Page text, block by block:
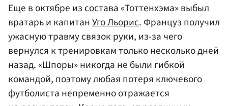
Еще в октябре из состава «Тоттенхэма» выбыл
вратарь и капитанУго Льорис. Француз получил
ужасную травму связок руки, из-за чего
вернулся к тренировкам только несколько дней
назад. «Шпоры» никогда не были гибкой
командой, поэтому любая потеря ключевого
футболиста непременно отражается